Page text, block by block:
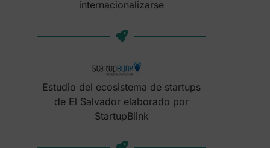
internacionalizarse
Estudio del ecosistema de startups
de El Salvador elaborado por
StartupBlink